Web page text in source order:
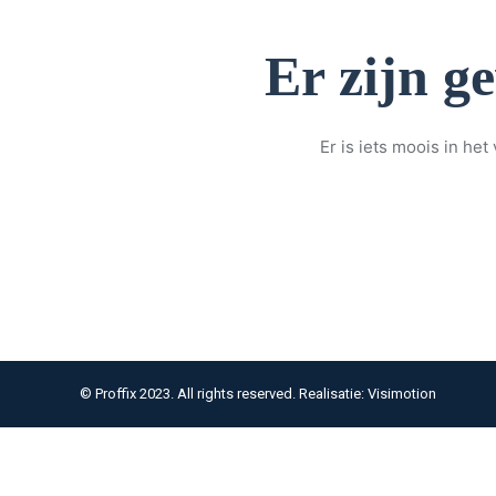
Er zijn
Er is iets moois in
© Proffix 2023. All rights reserved. Realisatie: Visimotion